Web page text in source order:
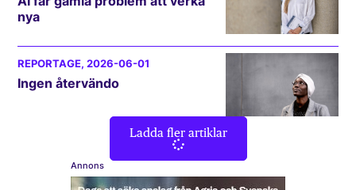
nya
REPORTAGE, 2026-06-01
Ingen återvändo
Ladda fler artiklar
Annons